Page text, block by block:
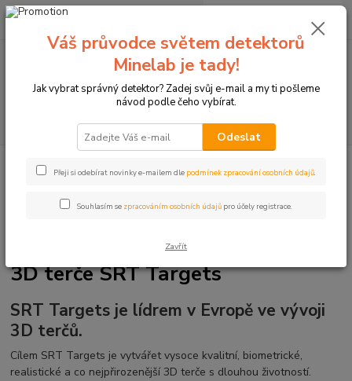
+420774877333
0 Kč
3D terče SRT Targets
SRT Targets je lídrem v Evropě ve vývoji
3D terčů.
Cílem SRT Targets je vytvářet vysoce kvalitní, biometrické,
realistické a co nejpřirozenější 3D terče s dlouhou životností.
Váš průvodce světem detektorů
Minelab je tady!
Jak vybrat správný detektor? Zadej svůj e-mail a my ti pošleme
návod podle čeho vybírat.
Odeslat
Přeji si odebírat novinky e-mailem dle podmínek zpracování osobních údajů.
Souhlasím se zpracováním osobních údajů pro účely registrace.
Zavřít